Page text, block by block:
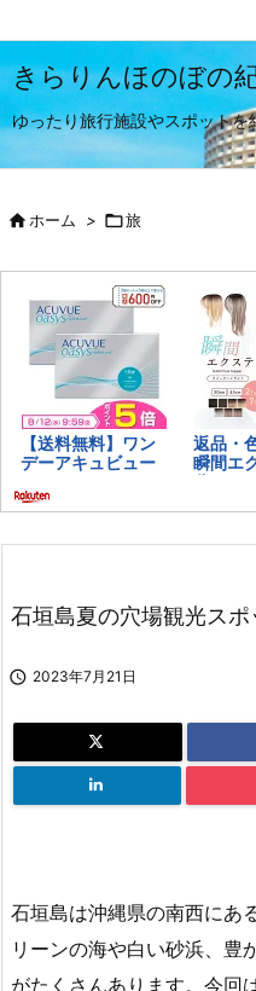
きらりんほのぼの
ゆったり旅行施設やスポットを
ホーム > 旅
石垣島夏の穴場観光ス
 2023年7月21日
石垣島は沖縄県の南西にあ
リーンの海や白い砂浜、豊
がたくさんあります。今回